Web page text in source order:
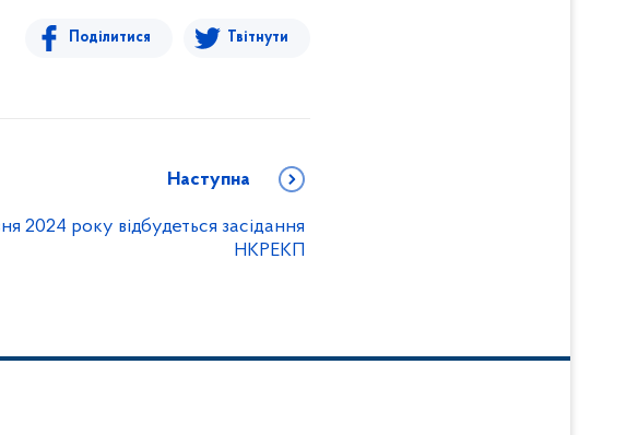
Поділитися Твітнути
Наступна
2024 року відбудеться засідання
НКРЕКП